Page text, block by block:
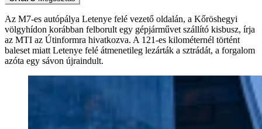
Az M7-es autópálya Letenye felé vezető oldalán, a Kőröshegyi
völgyhídon korábban felborult egy gépjárművet szállító kisbusz, írja
az MTI az Útinformra hivatkozva. A 121-es kilométernél történt
baleset miatt Letenye felé átmenetileg lezárták a sztrádát, a forgalom
azóta egy sávon újraindult.